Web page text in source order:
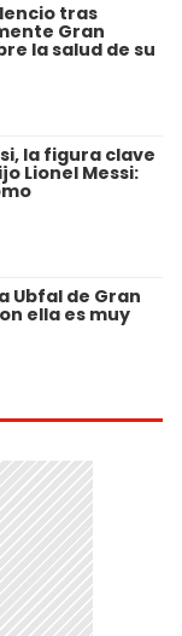
tras
Gran
la salud de su
la figura clave
Lionel Messi:
Ubfal de Gran
ella es muy